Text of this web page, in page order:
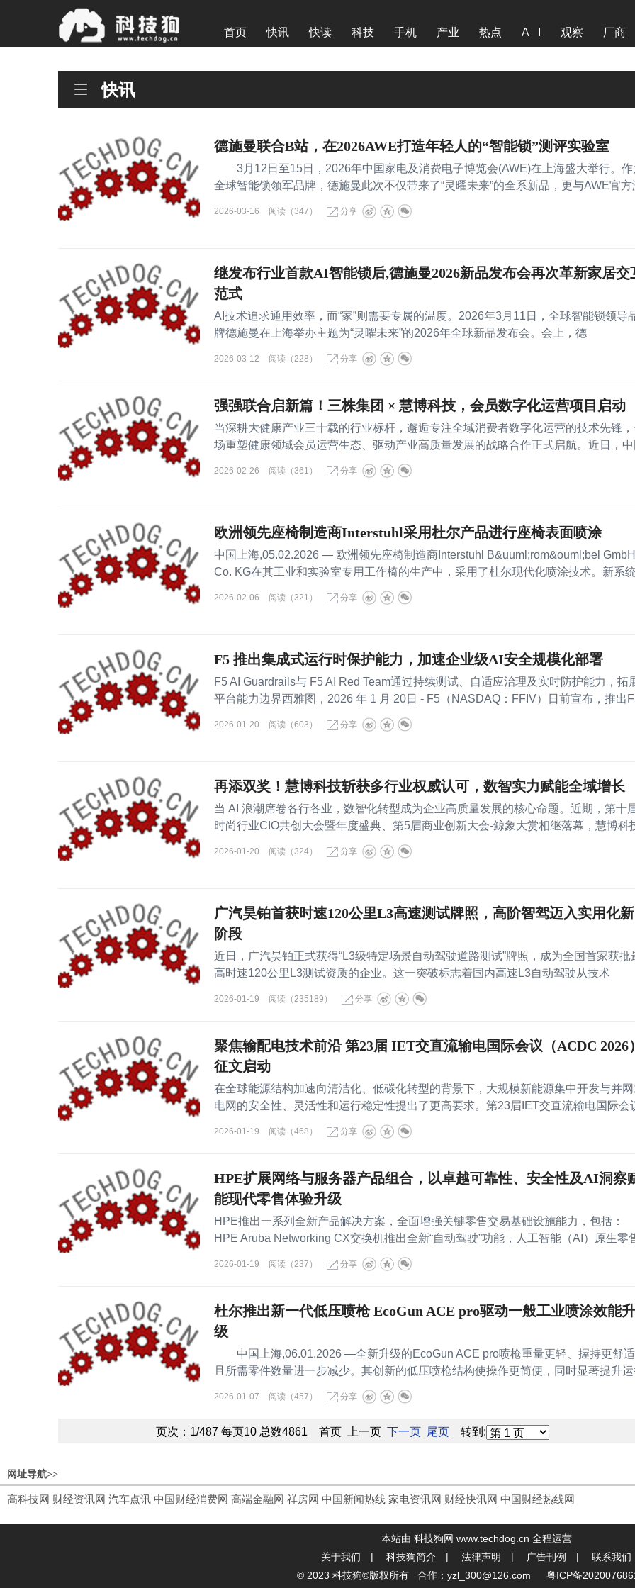
首页 快讯 快读 科技 手机 产业 热点 A I 观察 厂商
快讯
德施曼联合B站，在2026AWE打造年轻人的“智能锁”测评实验室
3月12日至15日，2026年中国家电及消费电子博览会(AWE)在上海盛大举行。作
全球智能锁领军品牌，德施曼此次不仅带来了“灵曜未来”的全系新品，更与AWE官方
2026-03-16 阅读（347） 分享
继发布行业首款AI智能锁后,德施曼2026新品发布会再次革新家居交
范式
AI技术追求通用效率，而“家”则需要专属的温度。2026年3月11日，全球智能锁领导
牌德施曼在上海举办主题为“灵曜未来”的2026年全球新品发布会。会上，德
2026-03-12 阅读（228） 分享
强强联合启新篇！三株集团 × 慧博科技，会员数字化运营项目启动
当深耕大健康产业三十载的行业标杆，邂逅专注全域消费者数字化运营的技术先锋，
场重塑健康领域会员运营生态、驱动产业高质量发展的战略合作正式启航。近日，中
2026-02-26 阅读（361） 分享
欧洲领先座椅制造商Interstuhl采用杜尔产品进行座椅表面喷涂
中国上海,05.02.2026 — 欧洲领先座椅制造商Interstuhl B&uuml;rom&ouml;bel
Co. KG在其工业和实验室专用工作椅的生产中，采用了杜尔现代化喷涂技术。新系
2026-02-06 阅读（321） 分享
F5 推出集成式运行时保护能力，加速企业级AI安全规模化部署
F5 AI Guardrails与 F5 AI Red Team通过持续测试、自适应治理及实时防护能力，拓
平台能力边界西雅图，2026 年 1 月 20日 - F5（NASDAQ：FFIV）日前宣布，推出
2026-01-20 阅读（603） 分享
再添双奖！慧博科技斩获多行业权威认可，数智实力赋能全域增长
当 AI 浪潮席卷各行各业，数智化转型成为企业高质量发展的核心命题。近期，第十
时尚行业CIO共创大会暨年度盛典、第5届商业创新大会-鲸象大赏相继落幕，慧博科
2026-01-20 阅读（324） 分享
广汽昊铂首获时速120公里L3高速测试牌照，高阶智驾迈入实用化新
阶段
近日，广汽昊铂正式获得“L3级特定场景自动驾驶道路测试”牌照，成为全国首家获批
高时速120公里L3测试资质的企业。这一突破标志着国内高速L3自动驾驶从技术
2026-01-19 阅读（235189） 分享
聚焦输配电技术前沿 第23届 IET交直流输电国际会议（ACDC 2026）
征文启动
在全球能源结构加速向清洁化、低碳化转型的背景下，大规模新能源集中开发与并
电网的安全性、灵活性和运行稳定性提出了更高要求。第23届IET交直流输电国际会
2026-01-19 阅读（468） 分享
HPE扩展网络与服务器产品组合，以卓越可靠性、安全性及AI洞察
能现代零售体验升级
HPE推出一系列全新产品解决方案，全面增强关键零售交易基础设施能力，包括：
HPE Aruba Networking CX交换机推出全新“自动驾驶”功能，人工智能（AI）原生零
2026-01-19 阅读（237） 分享
杜尔推出新一代低压喷枪 EcoGun ACE pro驱动一般工业喷涂效能升
级
中国上海,06.01.2026 —全新升级的EcoGun ACE pro喷枪重量更轻、握持更舒适
且所需零件数量进一步减少。其创新的低压喷枪结构使操作更简便，同时显著提升
2026-01-07 阅读（457） 分享
页次：1/487 每页10 总数4861 首页 上一页 下一页 尾页转到:
网址导航>>
高科技网 财经资讯网 汽车点讯 中国财经消费网 高端金融网 祥房网 中国新闻热线 家电资讯网 财经快讯网 中国财经热线网
本站由 科技狗网 www.techdog.cn 全程运营
关于我们
| 科技狗简介 | 法律声明 | 广告刊例 |
联系我们
© 2023 科技狗©版权所有 合作：yzl_300@126.com
粤ICP备